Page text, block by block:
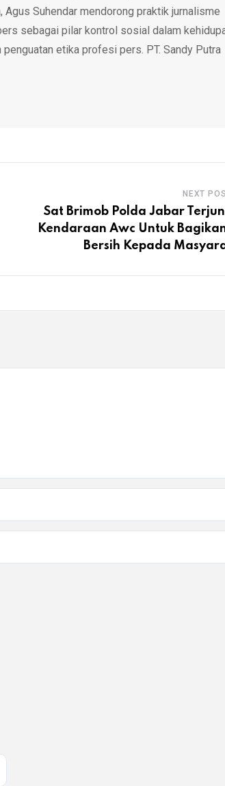
Suhendar mendorong praktik jurnalisme
sebagai pilar kontrol sosial dalam
etika profesi pers. PT. Sandy Putra
NEXT
Sat Brimob Polda Jabar
Kendaraan Awc Untuk
Bersih Kepada